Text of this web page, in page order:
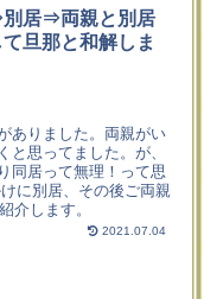
居⇒両親と別居
て旦那と和解しま
ありました。両親がい
と思ってました。が、
同居って無理！って思
に別居、その後ご両親
介します。
2021.07.04